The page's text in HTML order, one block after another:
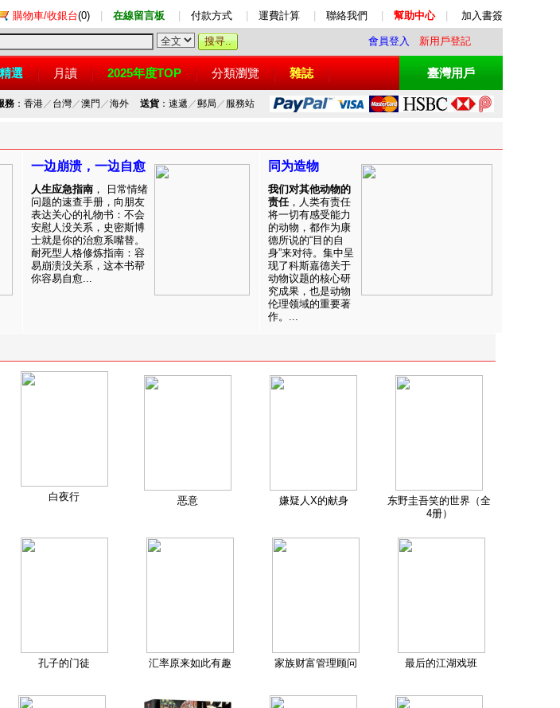
購物車/收銀台(0) 在線留言板 付款方式 運費計算 聯絡我們 幫助中心 加入書簽
會員登入 新用戶登記
選 月讀 2025年度TOP 分類瀏覽 雜誌 臺灣用戶
務：香港／ 台灣／澳門 ／海外 送貨：速遞 ／郵局 ／ 服務站
一边崩溃，一边自愈
人生应急指南 ， 日常情绪
问题的速查手册，向朋友
表达关心的礼物书：不会
安慰人没关系，史密斯博
士就是你的治愈系嘴替。
耐死型人格修炼指南：容
易崩溃没关系，这本书帮
你容易自愈...
同为造物
我们对其他动物的
责任，人类有责任
将一切有感受能力
的动物，都作为康
德所说的“目的自
身”来对待。集中呈
现了科斯嘉德关于
动物议题的核心研
究成果，也是动物
伦理领域的重要著
作。...
白夜行 恶意 嫌疑人X的献身
东野圭吾笑的世界（全
4册）
孔子的门徒 汇率原来如此有趣 家族财富管理顾问 最后的江湖戏班